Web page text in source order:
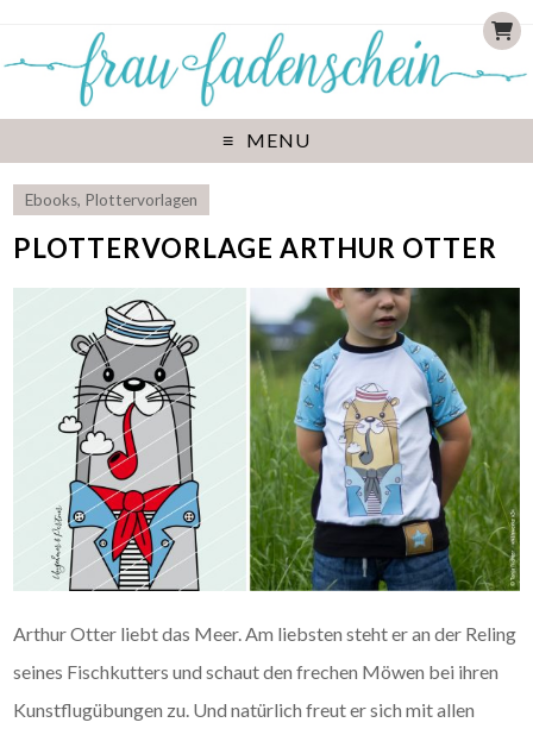
MENU
Ebooks, Plottervorlagen
PLOTTERVORLAGE ARTHUR OTTER
Arthur Otter liebt das Meer. Am liebsten steht er an der Reling
seines Fischkutters und schaut den frechen Möwen bei ihren
Kunstflugübungen zu. Und natürlich freut er sich mit allen